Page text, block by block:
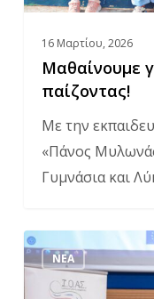
16 Μαρτίου, 2026
Μαθαίνουμε
παίζοντας!
Με την
«Πάνος
Γυμνάσια και
Περιφέρεια
Δυτικής
Ελλάδας
ΝΈΑ